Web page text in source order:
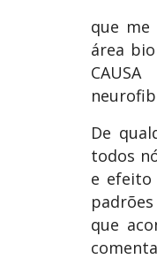
que me
área
De
todos
e efeito
que